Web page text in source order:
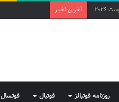
آخرین اخبار
روزنامه فوتبالز فوتبال فوتسال